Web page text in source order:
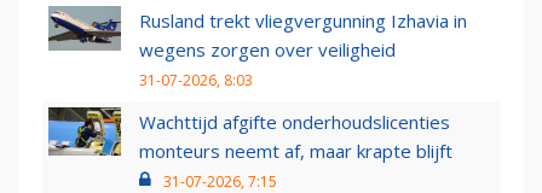
Rusland trekt vliegvergunning Izhavia in
wegens zorgen over veiligheid
31-07-2026, 8:03
Wachttijd afgifte onderhoudslicenties
monteurs neemt af, maar krapte blijft
31-07-2026, 7:15